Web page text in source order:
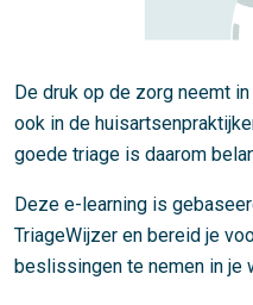
De druk op de zorg neemt
ook in de
goede triage is daarom
Deze e-learning is
TriageWijzer en bereid je
beslissingen te nemen in je